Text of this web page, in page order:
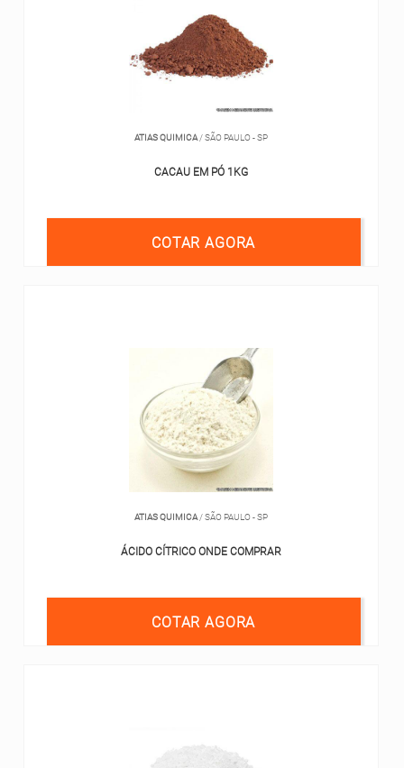
ATIAS QUIMICA / SÃO PAULO - SP
CACAU EM PÓ 1KG
COTAR AGORA
ATIAS QUIMICA / SÃO PAULO - SP
ÁCIDO CÍTRICO ONDE COMPRAR
COTAR AGORA